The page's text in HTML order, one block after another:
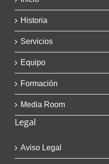
Historia
Servicios
Equipo
Formación
Media Room
Legal
Aviso Legal